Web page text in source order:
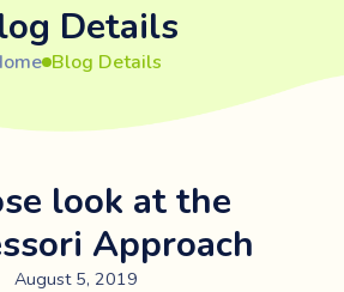
Details
Blog Details
look at the
Approach
August 5, 2019